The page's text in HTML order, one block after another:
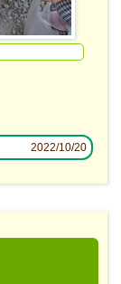
2022/10/20